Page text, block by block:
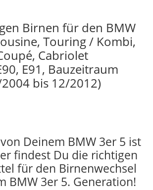
Birnen für den BMW
Touring / Kombi,
Cabriolet
E91, Bauzeitraum
bis 12/2012)
Deinem BMW 3er 5 ist
findest Du die richtigen
für den Birnenwechsel
BMW 3er 5. Generation!